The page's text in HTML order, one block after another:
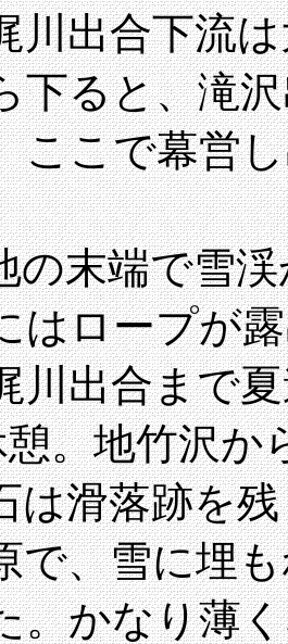
川出合下流
下ると、滝
ここで幕営
の末端で雪
はロープが
川出合まで
憩。地竹沢
は滑落跡を
で、雪に埋
。かなり薄